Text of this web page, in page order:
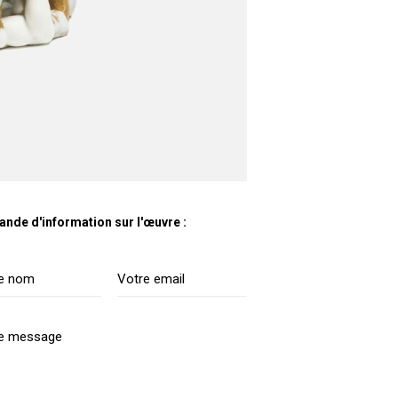
d'information sur l'œuvre :